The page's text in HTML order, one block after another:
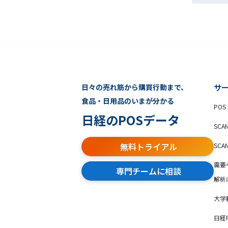
日々の売れ筋から購買行動まで、
食品・日用品のいまが分かる
日経のPOSデータ
無料トライアル
専門チームに相談
サ
POS
SCAN
需要
解析
大学
日経